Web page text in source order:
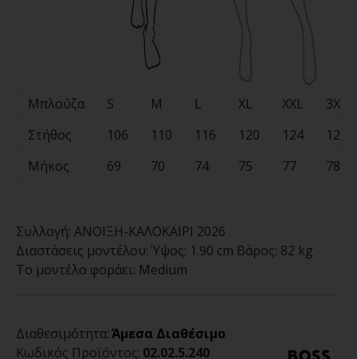
Μπλο΄ύζα S M L XL XXL
3XL
Στήθος
106 110 116 120 124
128
Μήκος
69 70 74 75 77 78
Συλλογή: ΑΝΟΙΞΗ-ΚΑΛΟΚΑΙΡΙ 2026
Διαστάσεις μοντέλου: Ύψος: 1.90 cm Βάρος: 82 kg
Το μοντέλο φοράει: Medium
Διαθεσιμότητα:Άμεσα Διαθέσιμο
Κωδικός Προϊόντος: 02.02.5.240